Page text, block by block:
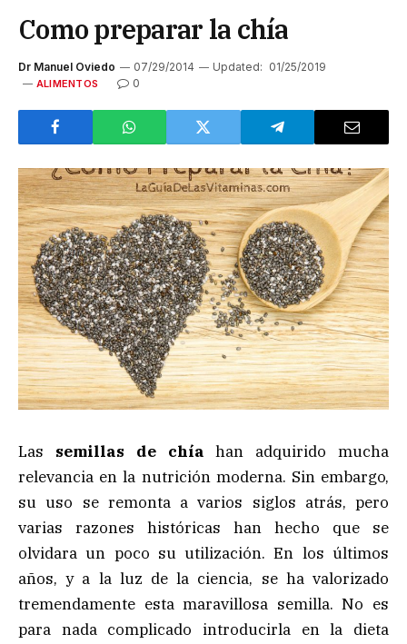
Como preparar la chía
Dr Manuel Oviedo 07/29/2014 Updated: 01/25/2019
ALIMENTOS 0
Las semillas de chía han adquirido mucha
relevancia en la nutrición moderna. Sin embargo,
su uso se remonta a varios siglos atrás, pero
varias razones históricas han hecho que se
olvidara un poco su utilización. En los últimos
años, y a la luz de la ciencia, se ha valorizado
tremendamente esta maravillosa semilla. No es
para nada complicado introducirla en la dieta